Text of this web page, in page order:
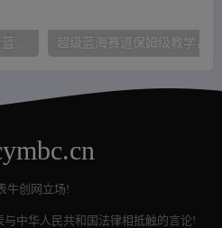
牛创网立场!
中华人民共和国法律相抵触的言论!